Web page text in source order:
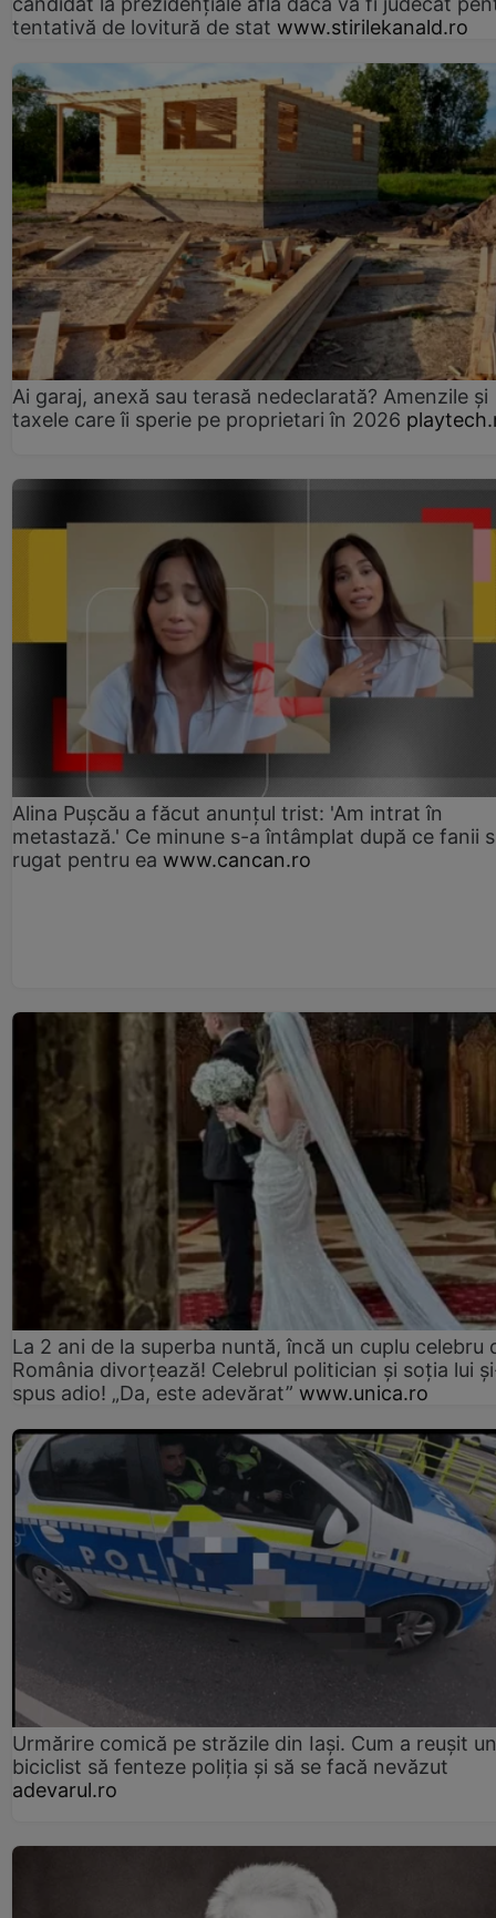
tentativă de lovitură de stat www.stirilekanald.ro
Ai garaj, anexă sau terasă nedeclarată? Amenzile și
taxele care îi sperie pe proprietari în 2026
Alina Pușcău a făcut anunțul trist: 'Am intrat în
metastază.' Ce minune s-a întâmplat după ce fanii
rugat pentru ea www.cancan.ro
La 2 ani de la superba nuntă, încă un cuplu celebru
România divorțează! Celebrul politician și soția lui
spus adio! „Da, este adevărat” www.unica.ro
Urmărire comică pe străzile din Iași. Cum a reușit un
biciclist să fenteze poliția și să se facă nevăzut
adevarul.ro